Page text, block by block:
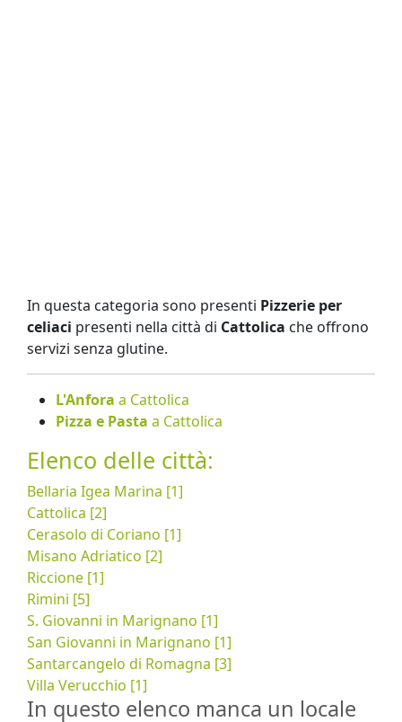
In questa categoria sono presenti Pizzerie per
celiaci presenti nella città di Cattolica che offrono
servizi senza glutine.
L'Anfora a Cattolica
Pizza e Pasta a Cattolica
Elenco delle città:
Bellaria Igea Marina [1]
Cattolica [2]
Cerasolo di Coriano [1]
Misano Adriatico [2]
Riccione [1]
Rimini [5]
S. Giovanni in Marignano [1]
San Giovanni in Marignano [1]
Santarcangelo di Romagna [3]
Villa Verucchio [1]
In questo elenco manca un locale